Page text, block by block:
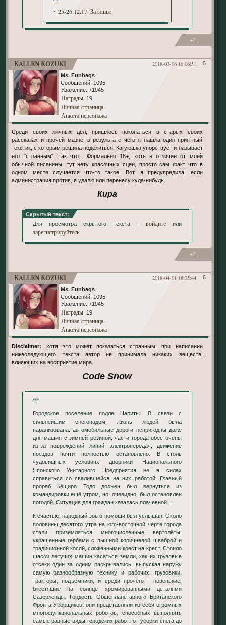
~ 25-26.12.17. Затишье
+2
5
2018-03-06 16:06:51
Kallen Kozuki
Ms. Funbags
Сообщений: 1095
Уважение: +1945
Награды: 19
Личная страница
Анкета персонажа
Среди своих личных дел, пришлось покопаться в старых своих
рассказах и прочей мазне, в результате чего я нашла один приятный
текстик, с которым решила поделиться. Кагуюшка упорствует и называет
его "странным", так что... Формально 18+, хотя в отличие от моей
обычной писанины, тут нету красочных сцен, просто сам факт что в
одном месте случается что-то такое. Вот, я предупредила, если
администрация против, я удалю или перенесу куда-нибудь.
Кира
Скрытый текст:
Для просмотра скрытого текста - войдитеили
зарегистрируйтесь.
+2
6
2018-04-01 18:35:44
Kallen Kozuki
Ms. Funbags
Сообщений: 1095
Уважение: +1945
Награды: 19
Личная страница
Анкета персонажа
Disclaimer:
хотя это может показаться странным, при написании
нижеследующего текста автор не принимала никаких веществ,
влияющих на восприятие мира.
Code Snow
***
Городское поселение подле Нариты. В связи с
сильнейшим снегопадом, жизнь людей была
парализована: автомобильные дороги непригодны даже
для машин с зимней резиной; части города обесточены
из-за повреждений линий электропередач; движение
поездов почти полностью остановлено. В столь
чудовищных условиях дворники Национального
Японского Унитарного Предприятия не в силах
справиться со свалившейся на них работой. Главный
прораб Кёщиро Тодо должен был вернуться из
командировки ещё утром, но, очевидно, был остановлен
погодой. Ситуация для граждан казалась плачевной...
К счастью, народный зов о помощи был услышан! Около
половины десятого утра на юго-восточной черте города
стали приземляться многочисленные вертолёты,
украшенные гербами с пышной коричневой шваброй и
традиционной косой, сложенными крест на крест. Стоило
шасси летучих машин касаться земли, как их грузовые
отсеки один за одним раскрывались, выпуская наружу
самую разнообразную технику и рабочих: грузовики,
тракторы, подъёмники, и среди прочего - новенькие,
блестящие на солнце хромированными деталями
Сазерленды. Гордость Общепланетарного Британского
Фронта Уборщиков, они представляли из себя огромных
многофункциональных роботов, способных выполнять
самые разные виды городских работ: от уборки снега до